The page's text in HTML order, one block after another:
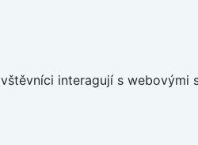
interagují s webovými